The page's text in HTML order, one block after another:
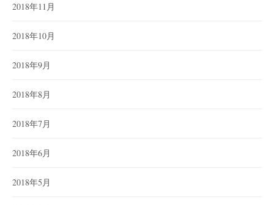
2018年11月
2018年10月
2018年9月
2018年8月
2018年7月
2018年6月
2018年5月